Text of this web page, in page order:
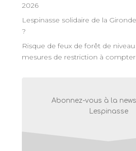
2026
Lespinasse solidaire de la
?
Risque de feux de forêt de
mesures de restriction à
Abonnez-vous à la
Lespinasse